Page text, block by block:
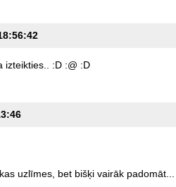
izteikties.. :D :@ :D
uzlīmes, bet bišķi vairāk padomāt...